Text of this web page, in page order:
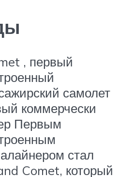
, первый
самолет
коммерчески
Первым
стал
Comet, который